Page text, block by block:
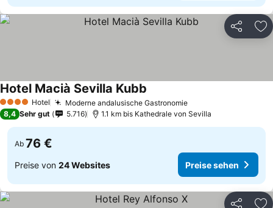
Teilen
4 Sterne Hotel Moderne andalusische Gastronomie
Hotel Macià Sevilla Kubb
8,4 Sehr gut 5.716 1.1 km bis Kathedrale von Sevilla
Ab 76 €
Preise von 24 Websites Preise sehen